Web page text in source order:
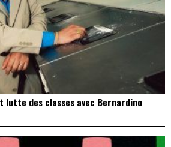
lutte des classes avec Bernardino